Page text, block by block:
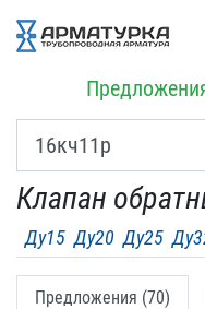
Клапан
Ду15 Ду20 Ду25
Предложения (70)